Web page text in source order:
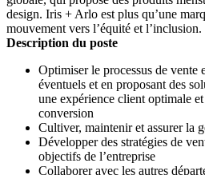
design. Iris + Arlo est plus qu’une
mouvement vers l’équité et l’inclusion.
Description du poste
Optimiser le processus de vente
éventuels et en proposant des
une expérience client optimale
conversion
Cultiver, maintenir et assurer la
Développer des stratégies de
objectifs de l’entreprise
Collaborer avec les autres